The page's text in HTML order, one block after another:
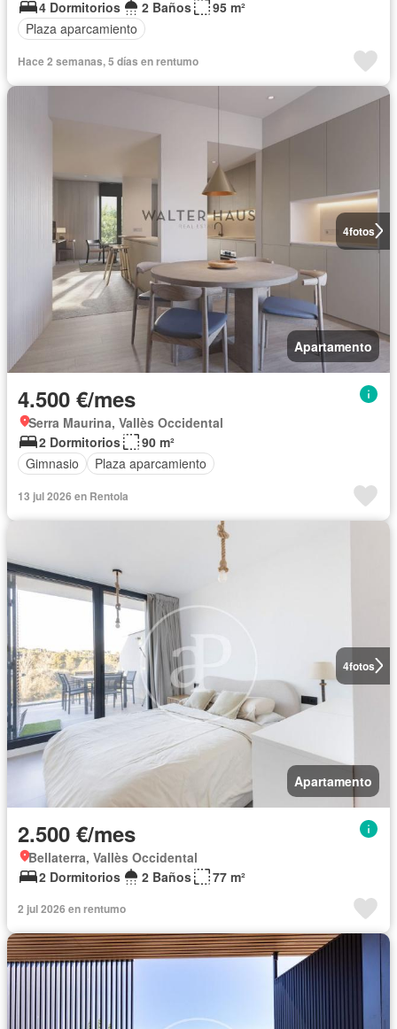
4 Dormitorios
2 Baños
95 m²
Plaza aparcamiento
Hace 2 semanas, 5 días en rentumo
4fotos
Apartamento
4.500 €/mes
Serra Maurina, Vallès Occidental
2 Dormitorios
90 m²
Gimnasio
Plaza aparcamiento
13 jul 2026 en Rentola
4fotos
Apartamento
2.500 €/mes
Bellaterra, Vallès Occidental
2 Dormitorios
2 Baños 77 m²
2 jul 2026 en rentumo